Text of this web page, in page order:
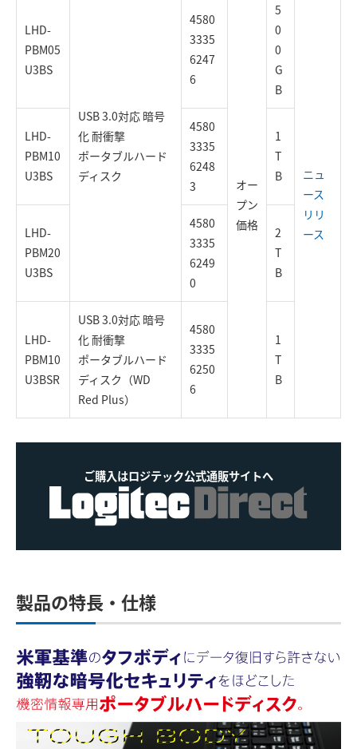
LHD-
PBM05
U3BS
USB 3.0対応 暗号
化 耐衝撃
ポータブルハード
ディスク
4580
3335
6247
6
オー
プン
価格
5
0
0
G
B
ニュ
ース
リリ
ース
LHD-
PBM10
U3BS
4580
3335
6248
3
1
T
B
LHD-
PBM20
U3BS
4580
3335
6249
0
2
T
B
LHD-
PBM10
U3BSR
USB 3.0対応 暗号
化 耐衝撃
ポータブルハード
ディスク（WD
Red Plus）
4580
3335
6250
6
1
T
B
ご購入はロジテック公式通販サイトへ
製品の特長・仕様